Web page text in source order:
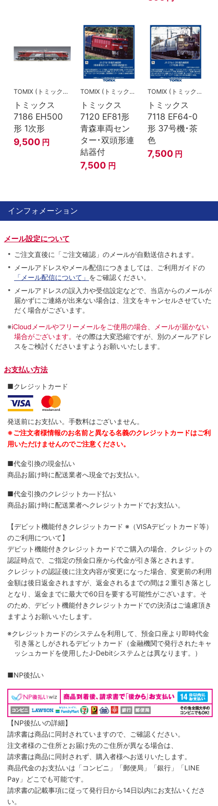
TOMIX (トミックス)
トミックス
7186 EH500
形 1次形
9,500 円
TOMIX (トミックス)
トミックス
7120 EF81形
青森車両セン
ター･双頭形連
結器付
7,500 円
TOMIX (トミックス)
トミックス
7118 EF64-0
形 37号機･茶
色
7,500 円
インフォメーション
メール設定について
ご注文直後に「ご注文確認」のメールが自動送信されます。
メールアドレスやメール配信につきましては、ご利用ガイドの
「メール配信について」 をご確認ください。
メールアドレスの誤入力や受信設定などで、当店からのメールが
届かずにご連絡が出来ない場合は、注文をキャンセルさせていた
だく場合がございます。
※iCloudメールやフリーメールをご使用の場合、メールが届かない
場合がございます。 その際は大変恐縮ですが、別のメールアドレ
スをご検討くださいますようお願いいたします。
お支払い方法
■クレジットカード
発送前にお支払い。手数料はございません。
※ご注文者様情報のお名前と異なる名義のクレジットカードはご利
用いただけませんのでご注意ください。
■代金引換の現金払い
商品お届け時に配送業者へ現金でお支払い。
■代金引換のクレジットカ―ド払い
商品お届け時に配送業者へクレジットカードでお支払い。
【デビット機能付きクレジットカード ※（VISAデビットカード等）
のご利用について】
デビット機能付きクレジットカードでご購入の場合、クレジットの
認証時点で、ご指定の預金口座から代金が引き落とされます。
クレジットの認証後に注文内容が変更になった場合、変更前の利用
金額は後日返金されますが、返金されるまでの間は２重引き落とし
となり、返金までに最大で60日を要する可能性がございます。そ
のため、デビット機能付きクレジットカードでの決済はご遠慮頂き
ますようお願いいたします。
※クレジットカードのシステムを利用して、預金口座より即時代金
引き落としがされるデビットカード（金融機関で発行されたキャ
ッシュカードを使用したJ-Debitシステムとは異なります。）
■NP後払い
【NP後払いの詳細】
請求書は商品に同封されていますので、ご確認ください。
注文者様のご住所とお届け先のご住所が異なる場合は、
請求書は商品に同封されず、購入者様へお送りいたします。
商品代金のお支払いは「コンビニ」「郵便局」「銀行」「LINE
Pay」どこでも可能です。
請求書の記載事項に従って発行日から14日以内にお支払いくださ
い。